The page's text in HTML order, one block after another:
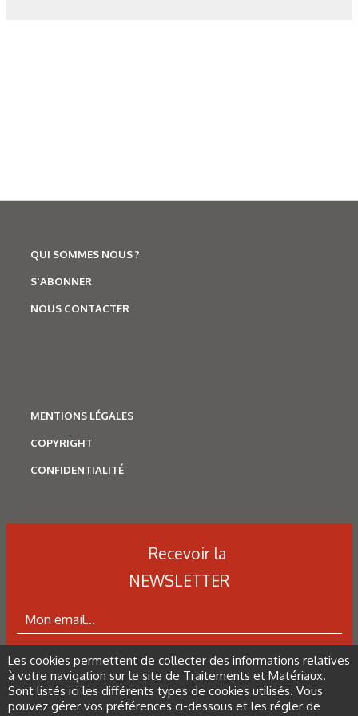
Les derniers articles sur ce
Corrosion,Hydrogène
Caractérisation des hydrures
de titane : revue des principales
techniques d’analyse
QUI SOMMES NOUS ?
S'ABONNER
NOUS CONTACTER
MENTIONS LÉGALES
COPYRIGHT
CONFIDENTIALITÉ
Recevoir la
NEWSLETTER
ABONNEZ-VOUS À LA NEWSLETTER
Les cookies permettent de collecter des informations relatives
à votre navigation sur le site de Traitements et Matériaux.
Sont listés ici les différents types de cookies utilisés. Vous
pouvez gérer vos préférences ci-dessous et les régler de